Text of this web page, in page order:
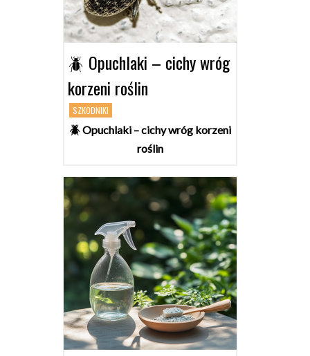
🪲 Opuchlaki – cichy wróg
korzeni roślin
SZKODNIKI
🪲 Opuchlaki – cichy wróg korzeni
roślin